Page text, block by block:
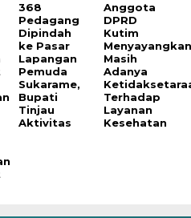
368
Pedagang
Dipindah
ke Pasar
Lapangan
Pemuda
Sukarame,
Bupati
Tinjau
Aktivitas
Anggota
DPRD
Kutim
Masih
Adanya
Terhadap
Layanan
Kesehatan